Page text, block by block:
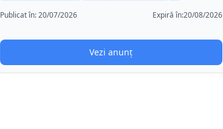
Publicat în:20/07/2026 Expiră în:20/08/2026
Vezi anunț